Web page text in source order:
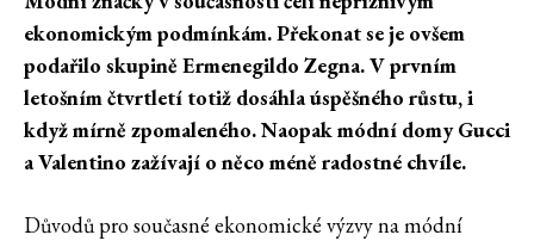
ekonomickým podmínkám. Překonat se je ovšem
podařilo skupině Ermenegildo Zegna. V prvním
letošním čtvrtletí totiž dosáhla úspěšného růstu, i
když mírně zpomaleného. Naopak módní domy Gucci
a Valentino zažívají o něco méně radostné chvíle.
Důvodů pro současné ekonomické výzvy na módní